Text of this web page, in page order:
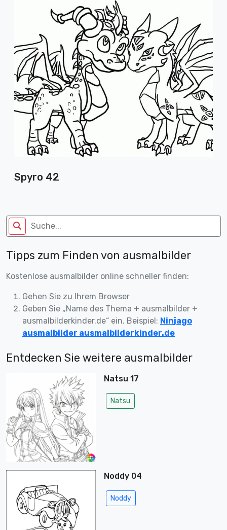
Spyro 42
Tipps zum Finden von ausmalbilder
Kostenlose ausmalbilder online schneller finden:
Gehen Sie zu Ihrem Browser
Geben Sie „Name des Thema + ausmalbilder +
ausmalbilderkinder.de“ ein. Beispiel: Ninjago
ausmalbilder ausmalbilderkinder.de
Entdecken Sie weitere ausmalbilder
Natsu 17
Natsu
Noddy 04
Noddy